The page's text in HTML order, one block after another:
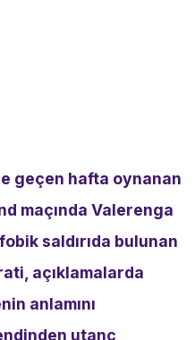
geçen hafta oynanan
maçında Valerenga
saldırıda bulunan
açıklamalarda
anlamını
utanç